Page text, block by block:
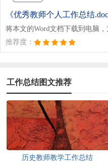
《优秀教师个人工作总结.doc
将本文的Word文档下载到电脑
推荐度：
工作总结图文推荐
历史教师教学工作总结